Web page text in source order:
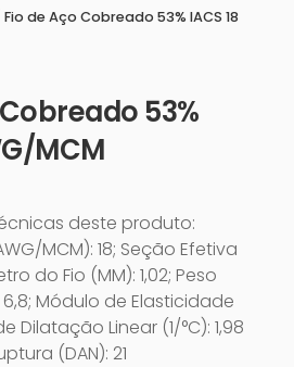
Fio de Aço Cobreado 53% IACS 18
53%
MCM
deste produto:
MCM): 18; Seção Efetiva
do Fio (MM): 1,02; Peso
Módulo de Elasticidade
Dilatação Linear (1/°C): 1,98
(DAN): 21